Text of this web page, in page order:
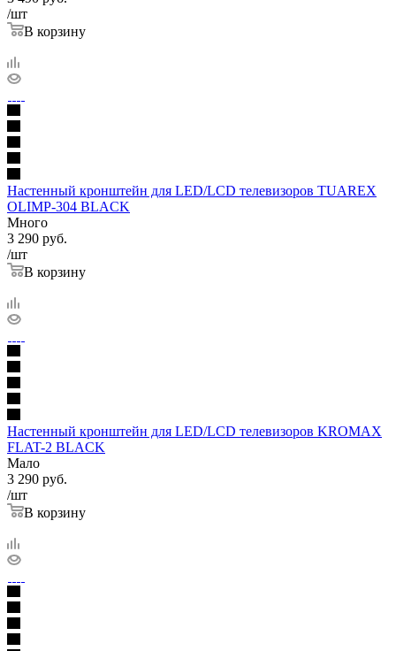
/шт
В корзину
Настенный кронштейн для LED/LCD телевизоров TUAREX
OLIMP-304 BLACK
Много
3 290 руб.
/шт
В корзину
Настенный кронштейн для LED/LCD телевизоров KROMAX
FLAT-2 BLACK
Мало
3 290 руб.
/шт
В корзину